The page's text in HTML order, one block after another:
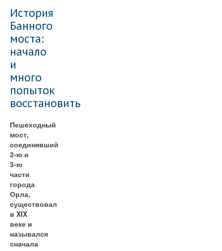
История
Банного
моста:
начало
и
много
попыток
восстановить
Пешеходный
мост,
соединявший
2-ю и
3-ю
части
города
Орла,
существовал
в XIX
веке и
назывался
сначала